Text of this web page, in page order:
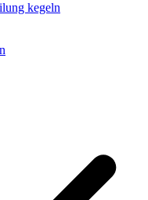
kegeln